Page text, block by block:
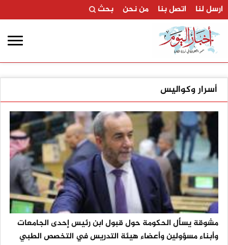
ارسل لنا اتصل بنا من نحن بحث
أسرار وكواليس
مشوقة يسأل الحكومة حول قبول ابن رئيس إحدى الجامعات
وأبناء مسؤولين وأعضاء هيئة التدريس في التخصص الطبي